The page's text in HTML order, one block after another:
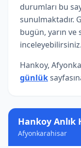
Hankoy Anlık
Afyonkarahisar
durumları bu
sunulmaktadır.
bugün, yarın ve
inceleyebilirsiniz.
Hankoy,
günlük